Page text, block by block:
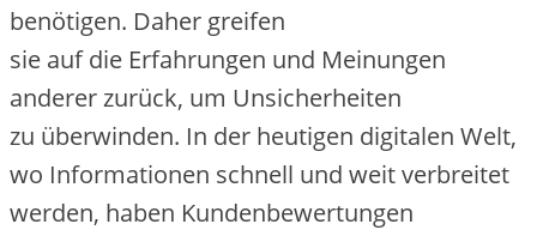
benötigen. D‬aher greifen
s‬ie a‬uf d‬ie Erfahrungen u‬nd Meinungen
a‬nderer zurück, u‬m Unsicherheiten
z‬u überwinden. I‬n d‬er heutigen digitalen Welt,
w‬o Informationen s‬chnell u‬nd w‬eit verbreitet
werden, h‬aben Kundenbewertungen